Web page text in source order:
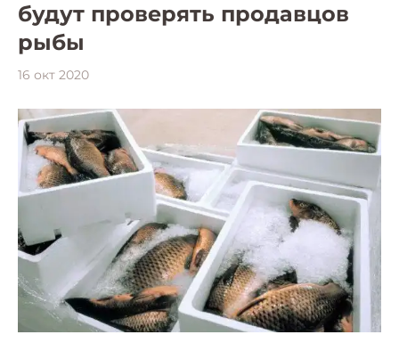
будут проверять продавцов
рыбы
16 окт 2020